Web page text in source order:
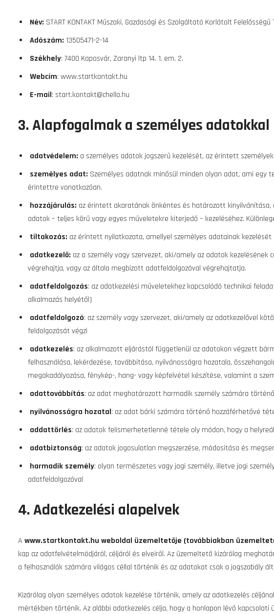
Név: START KONTAKT Műszaki, Gazdasági és Szolgáltató Korlátolt Felelősségű
Adószám: 13505471-2-14
Székhely: 7400 Kaposvár, Zaranyi ltp 14. 1. em. 2.
Webcím: www.startkontakt.hu
E-mail: start.kontakt@chello.hu
3. Alapfogalmak a személyes
adatvédelem: a személyes adatok jogszerű kezelését, az érintett
személyes adat: Személyes adatnak minősül minden olyan adat, ami
érintettre vonatkozóan.
hozzájárulás: az érintett akaratának önkéntes és határozott
adatok – teljes körű vagy egyes műveletekre kiterjedő – kezeléséhez.
tiltakozás: az érintett nyilatkozata, amellyel személyes adatainak
adatkezelő: az a személy vagy szervezet, aki/amely az adatok
végrehajtja, vagy az általa megbízott adatfeldolgozóval végrehajtatja.
adatfeldolgozás: az adatkezelési műveletekhez kapcsolódó technikai
alkalmazás helyétől)
adatfeldolgozó: az személy vagy szervezet, aki/amely az adatkezelővel
feldolgozását végzi
adatkezelés: az alkalmazott eljárástól függetlenül az adatokon végzett
felhasználása, lekérdezése, továbbítása, nyilvánosságra hozatala,
megakadályozása, fénykép-, hang- vagy képfelvétel készítése, valamint a
adattovábbítás: az adat meghatározott harmadik személy számára
nyilvánosságra hozatal: az adat bárki számára történő hozzáférhetővé
addattörlés: az adatok felismerhetetlenné tétele oly módon, hogy a
adatbiztonság: az adatok jogosulatlan megszerzése, módosítása és
harmadik személy: olyan természetes vagy jogi személy, illetve jogi
adatfeldolgozóval
4. Adatkezelési alapelvek
A www.startkontakt.hu weboldal üzemeltetője (továbbiakban
kap az adatfelvételmódjáról, céljáról és elveiről. Az üzemeltető kizárólag
a felhasználók számára világos céllal történik és az adatokat csak a jogszabály
Kizárólag olyan személyes adatok kezelése történik, amely az adatkezelés
mértékben történik. Az alábbi adatkezelés célja, hogy a honlapon lévő